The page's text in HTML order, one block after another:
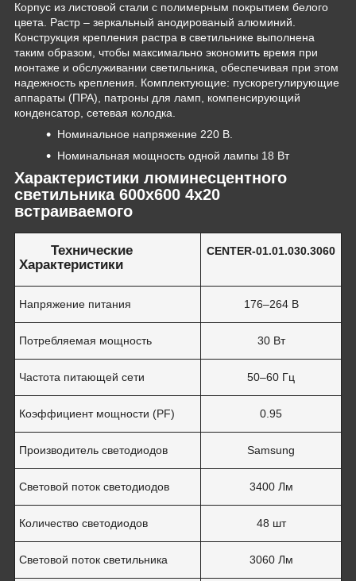
Корпус из листовой стали c полимерным покрытием белого
цвета. Растр – зеркальный анодированый алюминий.
Конструкция крепления растра в светильнике выполнена
таким образом, чтобы максимально экономить время при
монтаже и обслуживании светильника, обеспечивая при этом
надежность крепления. Комплектующие: пускорегулирующие
аппараты (ПРА), патроны для ламп, компенсирующий
конденсатор, сетевая колодка.
Номинальное напряжение 220 В.
Номинальная мощность одной лампы 18 Вт
Характеристики люминесцентного
светильника 600х600 4х20
встраиваемого
Технические
Характеристики
CENTER-01.01.030.3060
Напряжение питания 176–264 В
Потребляемая мощность 30 Вт
Частота питающей сети 50–60 Гц
Коэффициент мощности (PF) 0.95
Производитель светодиодов Samsung
Световой поток светодиодов 3400 Лм
Количество светодиодов 48 шт
Световой поток светильника 3060 Лм